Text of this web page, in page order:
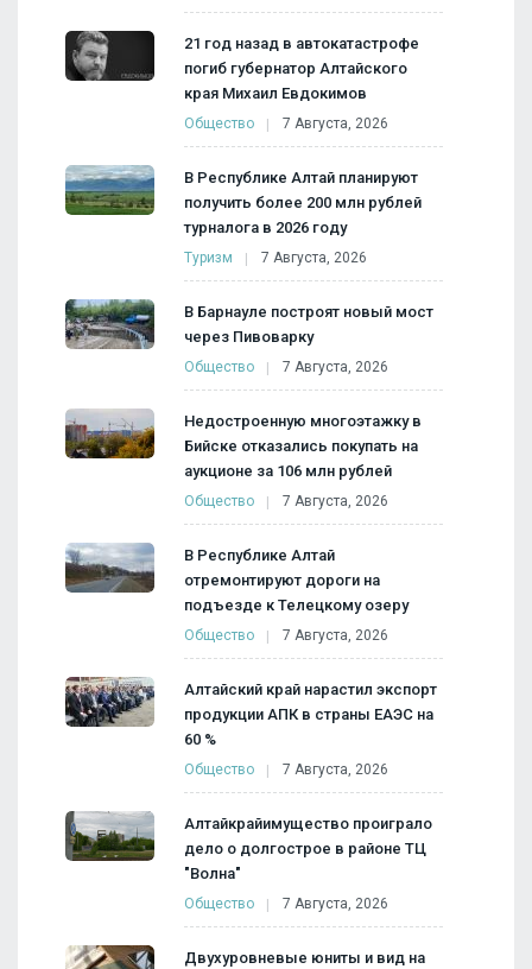
21 год назад в автокатастрофе
погиб губернатор Алтайского
края Михаил Евдокимов
Общество 7 Августа, 2026
В Республике Алтай планируют
получить более 200 млн рублей
турналога в 2026 году
Туризм 7 Августа, 2026
В Барнауле построят новый мост
через Пивоварку
Общество 7 Августа, 2026
Недостроенную многоэтажку в
Бийске отказались покупать на
аукционе за 106 млн рублей
Общество 7 Августа, 2026
В Республике Алтай
отремонтируют дороги на
подъезде к Телецкому озеру
Общество 7 Августа, 2026
Алтайский край нарастил экспорт
продукции АПК в страны ЕАЭС на
60 %
Общество 7 Августа, 2026
Алтайкрайимущество проиграло
дело о долгострое в районе ТЦ
"Волна"
Общество 7 Августа, 2026
Двухуровневые юниты и вид на